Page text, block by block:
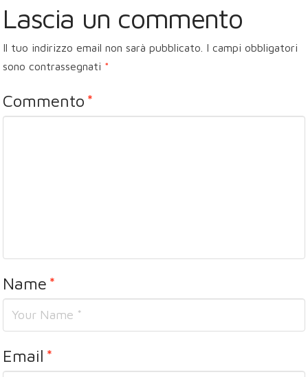
Lascia un commento
Il tuo indirizzo email non sarà pubblicato. I campi obbligatori
sono contrassegnati *
Commento*
Name*
Email*